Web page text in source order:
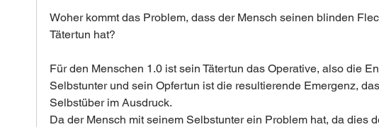
Woher kommt das Problem, dass der Mensch seinen blinden
Tätertun hat?
Für den Menschen 1.0 ist sein Tätertun das Operative, also die
Selbstunter und sein Opfertun ist die resultierende Emergenz,
Selbstüber im Ausdruck.
Da der Mensch mit seinem Selbstunter ein Problem hat, da dies